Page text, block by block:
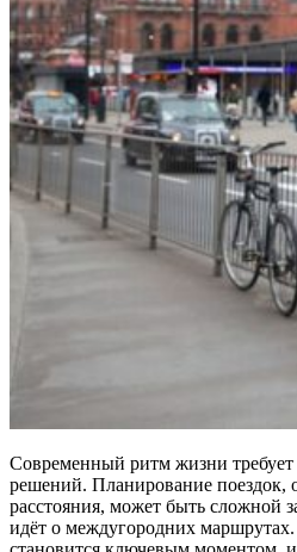
Современный ритм жизни
решений. Планирование поездок,
расстояния, может быть сложной
идёт о междугородних